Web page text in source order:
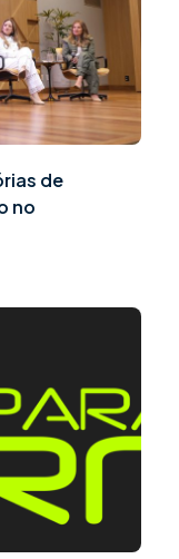
de
no